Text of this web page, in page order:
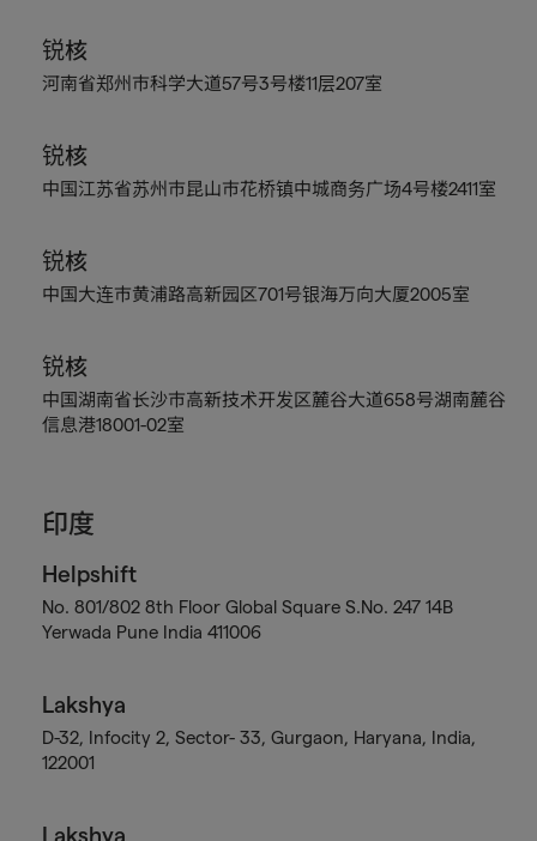
锐核
河南省郑州市科学大道57号3号楼11层207室
锐核
中国江苏省苏州市昆山市花桥镇中城商务广场4号楼2411室
锐核
中国大连市黄浦路高新园区701号银海万向大厦2005室
锐核
中国湖南省长沙市高新技术开发区麓谷大道658号湖南麓谷
信息港18001-02室
印度
Helpshift
No. 801/802 8th Floor Global Square S.No. 247 14B
Yerwada Pune India 411006
Lakshya
D-32, Infocity 2, Sector- 33, Gurgaon, Haryana, India,
122001
Lakshya